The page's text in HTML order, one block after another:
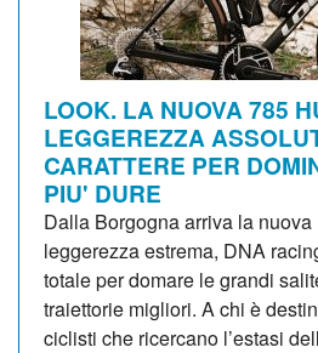
LOOK. LA NUOVA 785
LEGGEREZZA
CARATTERE PER
PIU' DURE
Dalla Borgogna arriva la
leggerezza estrema, DNA
totale per domare le grandi
traiettorie migliori. A chi è
ciclisti che ricercano l’estasi